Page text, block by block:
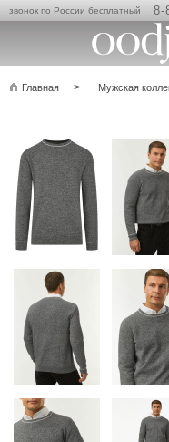
звонок по России бесплатный 8-
Главная Мужская